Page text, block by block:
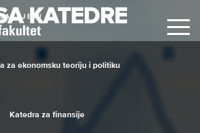
KATEDRE
za ekonomsku teoriju i politiku
Katedra za finansije